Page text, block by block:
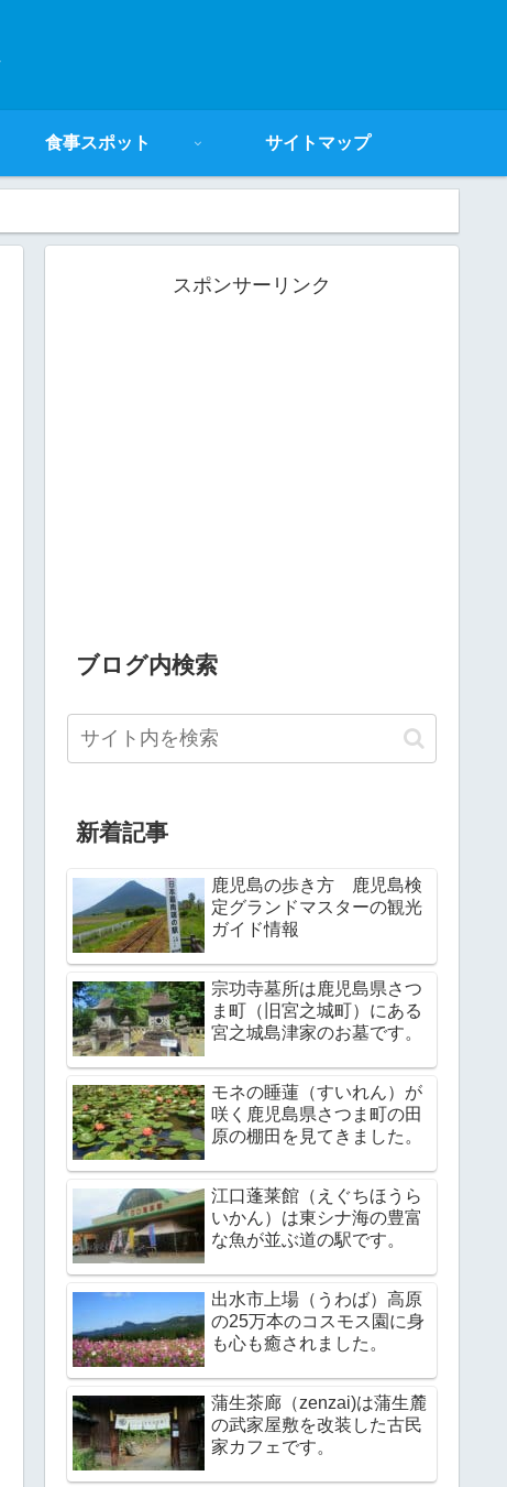
食事スポット サイトマップ
スポンサーリンク
ブログ内検索
新着記事
鹿児島の歩き方 鹿児島検
定グランドマスターの観光
ガイド情報
宗功寺墓所は鹿児島県さつ
ま町（旧宮之城町）にある
宮之城島津家のお墓です。
モネの睡蓮（すいれん）が
咲く鹿児島県さつま町の田
原の棚田を見てきました。
江口蓬莱館（えぐちほうら
いかん）は東シナ海の豊富
な魚が並ぶ道の駅です。
出水市上場（うわば）高原
の25万本のコスモス園に身
も心も癒されました。
蒲生茶廊（zenzai)は蒲生麓
の武家屋敷を改装した古民
家カフェです。